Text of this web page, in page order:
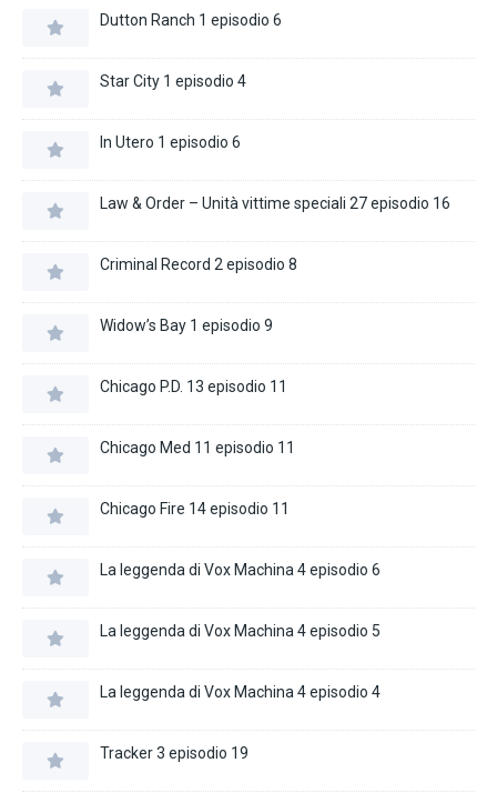
Dutton Ranch 1 episodio 6
Star City 1 episodio 4
In Utero 1 episodio 6
Law & Order – Unità vittime speciali 27 episodio 16
Criminal Record 2 episodio 8
Widow’s Bay 1 episodio 9
Chicago P.D. 13 episodio 11
Chicago Med 11 episodio 11
Chicago Fire 14 episodio 11
La leggenda di Vox Machina 4 episodio 6
La leggenda di Vox Machina 4 episodio 5
La leggenda di Vox Machina 4 episodio 4
Tracker 3 episodio 19